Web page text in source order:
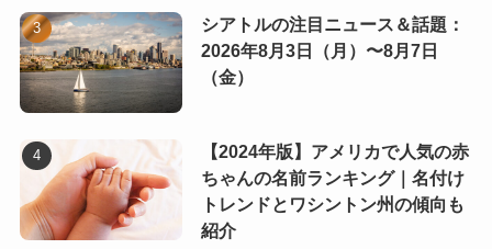
シアトルの注目ニュース＆話題：
2026年8月3日（月）〜8月7日
（金）
【2024年版】アメリカで人気の赤
ちゃんの名前ランキング｜名付け
トレンドとワシントン州の傾向も
紹介